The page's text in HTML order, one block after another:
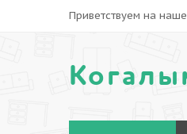
Приветствуем на